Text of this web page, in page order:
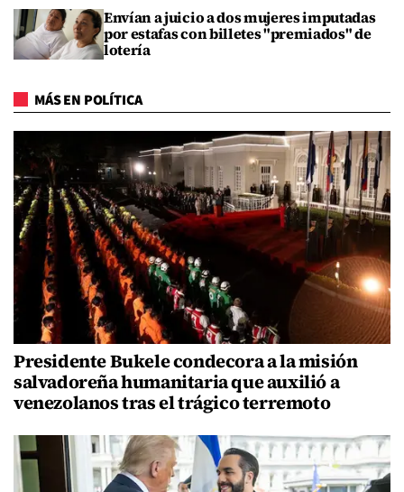
Envían a juicio a dos mujeres imputadas
por estafas con billetes "premiados" de
lotería
MÁS EN POLÍTICA
Presidente Bukele condecora a la misión
salvadoreña humanitaria que auxilió a
venezolanos tras el trágico terremoto